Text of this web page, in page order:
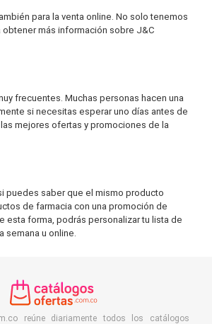
para la venta online. No solo tenemos
más información sobre J&C
frecuentes. Muchas personas hacen una
si necesitas esperar uno días antes de
mejores ofertas y promociones de la
puedes saber que el mismo producto
de farmacia con una promoción de
esta forma, podrás personalizar tu lista de
semana u online.
reúne diariamente todos los catálogos